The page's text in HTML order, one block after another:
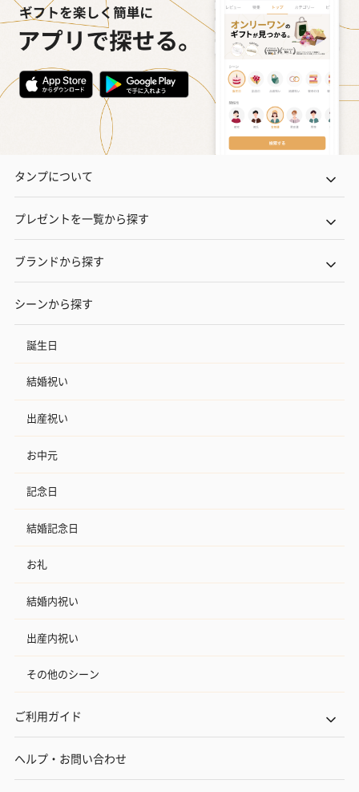
タンプについて
プレゼントを一覧から探す
ブランドから探す
シーンから探す
誕生日
結婚祝い
出産祝い
お中元
記念日
結婚記念日
お礼
結婚内祝い
出産内祝い
その他のシーン
ご利用ガイド
ヘルプ・お問い合わせ